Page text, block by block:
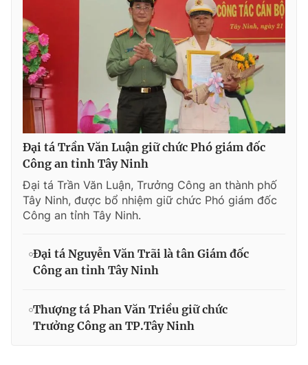
Đại tá Trần Văn Luận giữ chức Phó giám đốc
Công an tỉnh Tây Ninh
Đại tá Trần Văn Luận, Trưởng Công an thành phố
Tây Ninh, được bổ nhiệm giữ chức Phó giám đốc
Công an tỉnh Tây Ninh.
Đại tá Nguyễn Văn Trãi là tân Giám đốc
Công an tỉnh Tây Ninh
Thượng tá Phan Văn Triều giữ chức
Trưởng Công an TP.Tây Ninh